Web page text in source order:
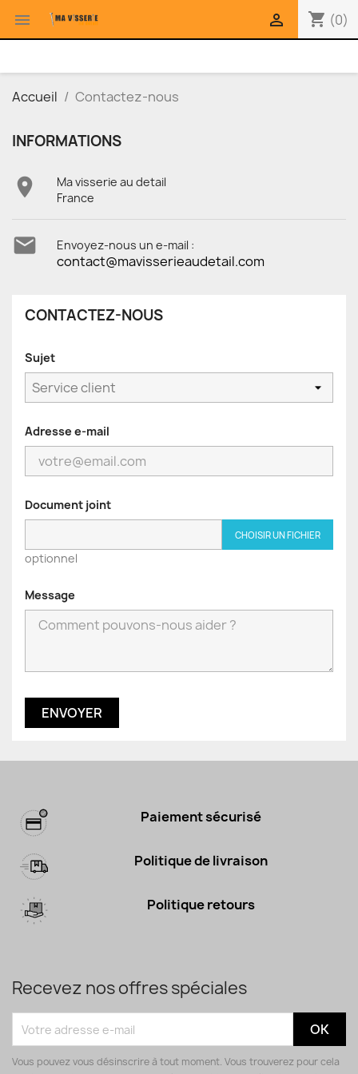
 shopping_cart (0)

Accueil Contactez-nous
INFORMATIONS

Ma visserie au detail
France
 Envoyez-nous un e-mail :
contact@mavisserieaudetail.com
CONTACTEZ-NOUS
Sujet
Adresse e-mail
Document joint
CHOISIR UN FICHIER
optionnel
Message
Paiement sécurisé
Politique de livraison
Politique retours
Recevez nos offres spéciales
Vous pouvez vous désinscrire à tout moment. Vous trouverez pour cela